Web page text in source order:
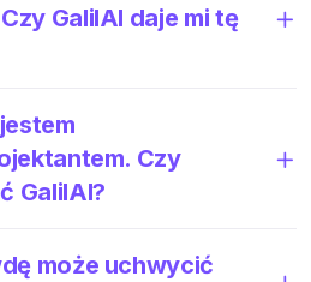
GalilAI daje mi tę
Czy
GalilAI?
może uchwycić